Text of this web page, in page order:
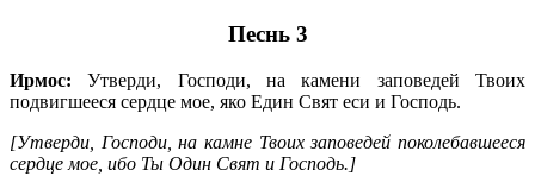
Песнь 3
Ирмос:
Утверди, Господи, на камени заповедей Твоих
подвигшееся сердце мое, яко Един Свят еси и Господь.
[Утверди, Господи, на камне Твоих заповедей поколебавшееся
сердце мое, ибо Ты Один Свят и Господь.]